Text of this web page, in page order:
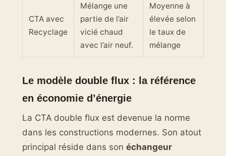
CTA avec
Recyclage
Mélange une
partie de l’air
vicié chaud
avec l’air neuf.
Moyenne à
élevée selon
le taux de
mélange
Le modèle double flux : la référence
en économie d’énergie
La CTA double flux est devenue la norme
dans les constructions modernes. Son atout
principal réside dans son échangeur